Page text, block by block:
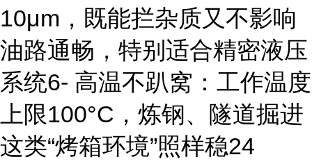
10μm，既能拦杂质又不影响
油路通畅，特别适合精密液压
系统6- 高温不趴窝：工作温度
上限100°C，炼钢、隧道掘进
这类“烤箱环境”照样稳24